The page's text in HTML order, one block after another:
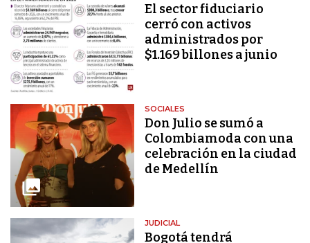
El sector fiduciario
cerró con activos
administrados por
$1.169 billones a junio
SOCIALES
Don Julio se sumó a
Colombiamoda con una
celebración en la ciudad
de Medellín
JUDICIAL
Bogotá tendrá